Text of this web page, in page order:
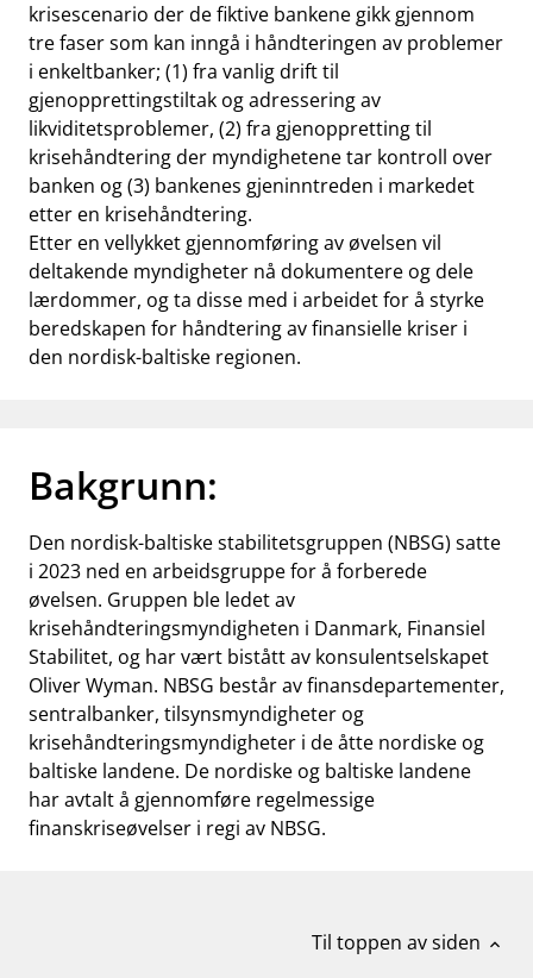
krisescenario der de fiktive bankene gikk gjennom
tre faser som kan inngå i håndteringen av problemer
i enkeltbanker; (1) fra vanlig drift til
gjenopprettingstiltak og adressering av
likviditetsproblemer, (2) fra gjenoppretting til
krisehåndtering der myndighetene tar kontroll over
banken og (3) bankenes gjeninntreden i markedet
etter en krisehåndtering.
Etter en vellykket gjennomføring av øvelsen vil
deltakende myndigheter nå dokumentere og dele
lærdommer, og ta disse med i arbeidet for å styrke
beredskapen for håndtering av finansielle kriser i
den nordisk-baltiske regionen.
Bakgrunn:
Den nordisk-baltiske stabilitetsgruppen (NBSG) satte
i 2023 ned en arbeidsgruppe for å forberede
øvelsen. Gruppen ble ledet av
krisehåndteringsmyndigheten i Danmark, Finansiel
Stabilitet, og har vært bistått av konsulentselskapet
Oliver Wyman. NBSG består av finansdepartementer,
sentralbanker, tilsynsmyndigheter og
krisehåndteringsmyndigheter i de åtte nordiske og
baltiske landene. De nordiske og baltiske landene
har avtalt å gjennomføre regelmessige
finanskriseøvelser i regi av NBSG.
Til toppen av siden expand_less